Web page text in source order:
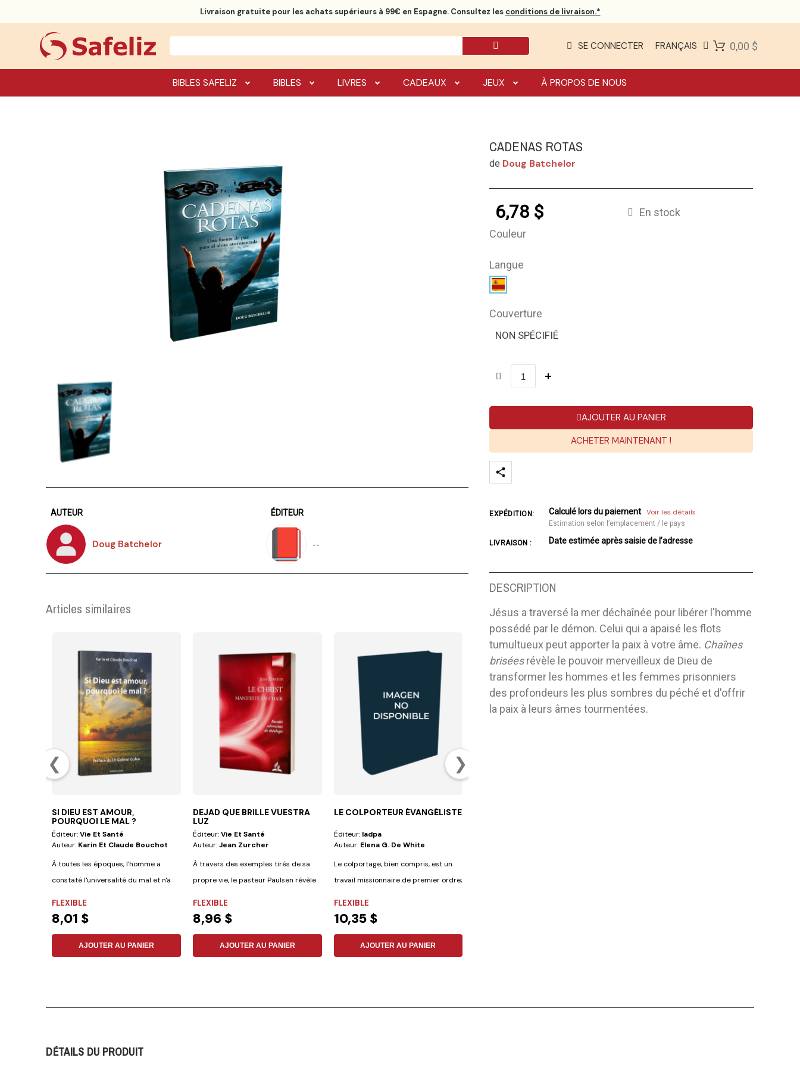
Livraison gratuitepour les achats supérieurs à 99€ en Espagne. Consultez les conditions de livraison.*
SE CONNECTER FRANÇAIS 0,00 $
BIBLES SAFELIZ BIBLES LIVRES CADEAUX JEUX À PROPOS DE NOUS
AUTEUR
Doug Batchelor
ÉDITEUR
--
Articles similaires
❮ ❯
SI DIEU EST AMOUR,
POURQUOI LE MAL ?
Éditeur:Vie Et Santé
Auteur: Karin Et Claude Bouchot
À toutes les époques, l'homme a
constaté l'universalité du mal et n'a
FLEXIBLE
8,01 $
AJOUTER AU PANIER
DEJAD QUE BRILLE VUESTRA
LUZ
Éditeur:Vie Et Santé
Auteur:Jean Zurcher
À travers des exemples tirés de sa
propre vie, le pasteur Paulsen révèle
FLEXIBLE
8,96 $
AJOUTER AU PANIER
LE COLPORTEUR ÉVANGÉLISTE
Éditeur: Iadpa
Auteur: Elena G. De White
Le colportage, bien compris, est un
travail missionnaire de premier ordre;
FLEXIBLE
10,35 $
AJOUTER AU PANIER
CADENAS ROTAS
de Doug Batchelor
6,78 $
En stock
Couleur
Langue
Couverture
NON SPÉCIFIÉ
AJOUTER AU PANIER
ACHETER MAINTENANT !
EXPÉDITION: Calculé lors du paiement Voir les détails
Estimation selon l’emplacement / le pays
LIVRAISON : Date estimée après saisie de l’adresse
DESCRIPTION
Jésus a traversé la mer déchaînée pour libérer l'homme
possédé par le démon. Celui qui a apaisé les flots
tumultueux peut apporter la paix à votre âme. Chaînes
briséesrévèle le pouvoir merveilleux de Dieu de
transformer les hommes et les femmes prisonniers
des profondeurs les plus sombres du péché et d'offrir
la paix à leurs âmes tourmentées.
DÉTAILS DU PRODUIT